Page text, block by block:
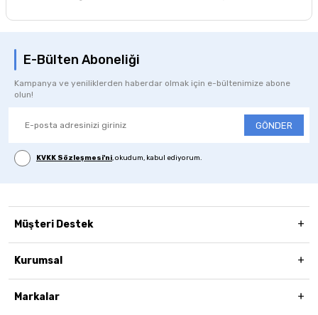
E-Bülten Aboneliği
Kampanya ve yeniliklerden haberdar olmak için e-bültenimize abone
olun!
GÖNDER
KVKK Sözleşmesi'ni, okudum, kabul ediyorum.
Müşteri Destek
Kurumsal
Markalar